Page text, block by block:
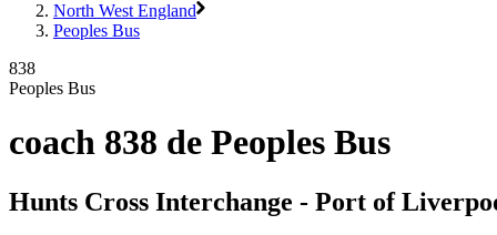
North West England
Peoples Bus
838
Peoples Bus
coach 838 de Peoples Bus
Hunts Cross Interchange - Port of